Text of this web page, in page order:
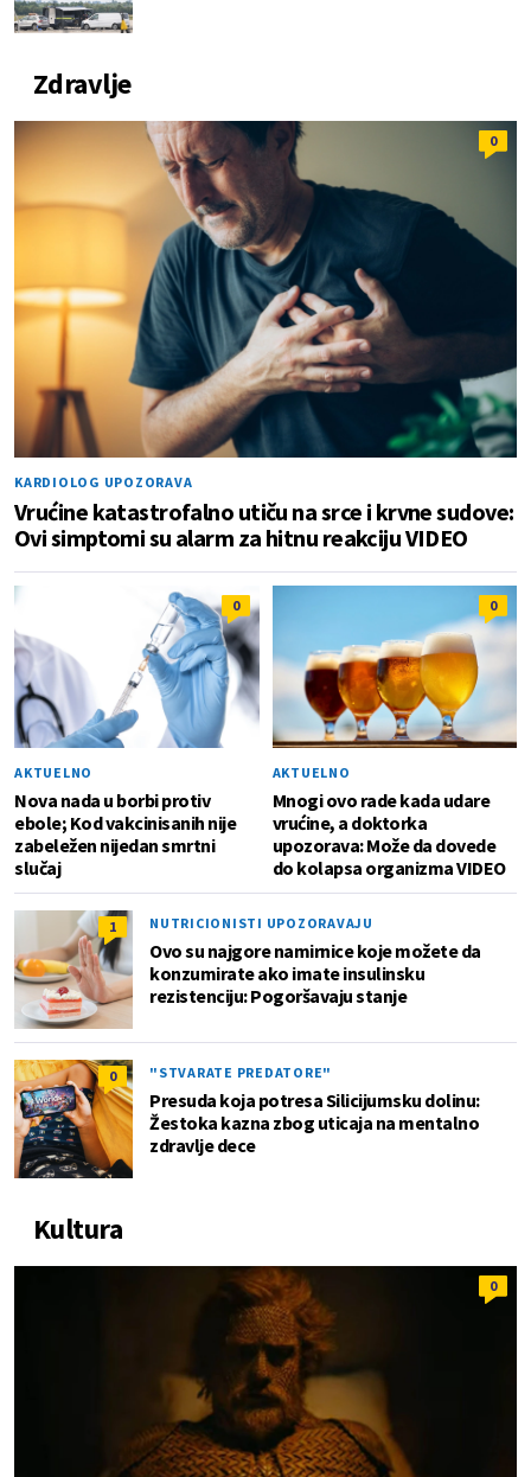
Zdravlje
0
KARDIOLOG UPOZORAVA
Vrućine katastrofalno utiču na srce i krvne sudove:
Ovi simptomi su alarm za hitnu reakciju VIDEO
0
AKTUELNO
Nova nada u borbi protiv
ebole; Kod vakcinisanih nije
zabeležen nijedan smrtni
slučaj
0
AKTUELNO
Mnogi ovo rade kada udare
vrućine, a doktorka
upozorava: Može da dovede
do kolapsa organizma VIDEO
1 NUTRICIONISTI UPOZORAVAJU
Ovo su najgore namirnice koje možete da
konzumirate ako imate insulinsku
rezistenciju: Pogoršavaju stanje
0 "STVARATE PREDATORE"
Presuda koja potresa Silicijumsku dolinu:
Žestoka kazna zbog uticaja na mentalno
zdravlje dece
Kultura
0